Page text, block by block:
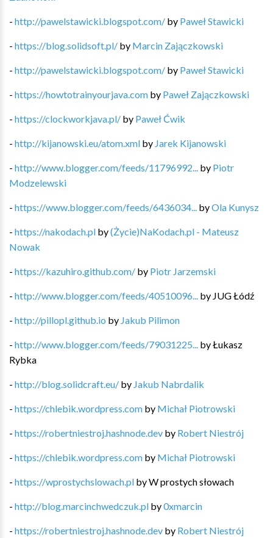
- http://pawelstawicki.blogspot.com/ by Paweł Stawicki
- https://blog.solidsoft.pl/ by Marcin Zajączkowski
- http://pawelstawicki.blogspot.com/ by Paweł Stawicki
- https://howtotrainyourjava.com by Paweł Zajączkowski
- https://clockworkjava.pl/ by Paweł Ćwik
- http://kijanowski.eu/atom.xml by Jarek Kijanowski
- http://www.blogger.com/feeds/11796992... by Piotr
Modzelewski
- https://www.blogger.com/feeds/6436034... byOla Kunysz
- https://nakodach.pl by(Życie)NaKodach.pl - Mateusz
Nowak
- https://kazuhiro.github.com/ by Piotr Jarzemski
- http://www.blogger.com/feeds/40510096... by JUG Łódź
- http://pillopl.github.io by Jakub Pilimon
- http://www.blogger.com/feeds/79031225... byŁukasz
Rybka
- http://blog.solidcraft.eu/ by Jakub Nabrdalik
- https://chlebik.wordpress.com by Michał Piotrowski
- https://robertniestroj.hashnode.dev by Robert Niestrój
- https://chlebik.wordpress.com by Michał Piotrowski
- https://wprostychslowach.pl byW prostych słowach
- http://blog.marcinchwedczuk.pl by0xmarcin
- https://robertniestroj.hashnode.dev by Robert Niestrój